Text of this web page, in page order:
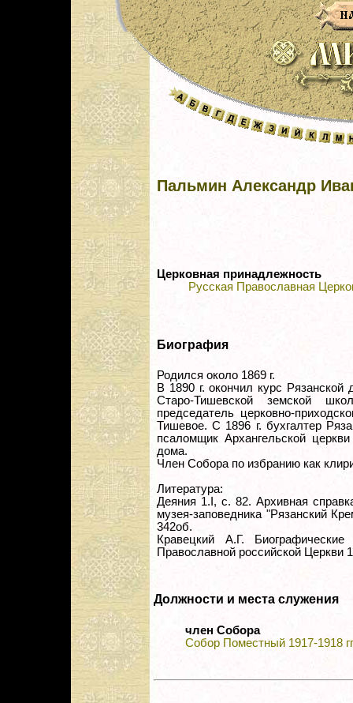
Пальмин Александр
Церковная принадлежность
Русская Православная
Биография
Родился около 1869 г.
В 1890 г. окончил курс Рязанской
Старо-Тишевской земской
председатель церковно-
Тишевое. С 1896 г. бухгалтер
псаломщик Архангельской церкви
дома.
Член Собора по избранию как
Литература:
Деяния 1.I, с. 82. Архивная
музея-заповедника "Рязанский
342об.
Кравецкий А.Г.
Православной российской Церкви
Должности и места служения
член Собора
Собор Поместный 1917-1918